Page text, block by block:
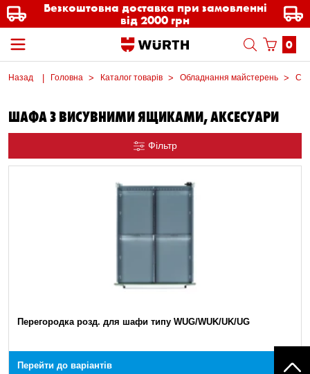
Безкоштовна доставка при замовленні
від 2000 грн
0
Назад Головна Каталог товарів Обладнання майстерень
ШАФА З ВИСУВНИМИ ЯЩИКАМИ, АКСЕСУАРИ
Фільтр
Перегородка розд. для шафи типу WUG/WUK/UK/UG
Перейти до варіантів